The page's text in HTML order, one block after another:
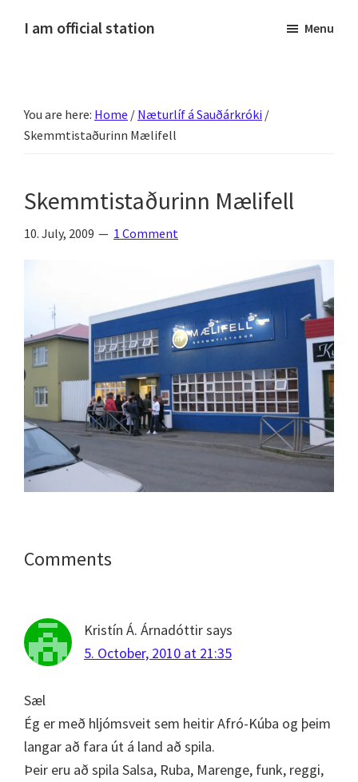
I am official station
fréttir
af
annað
skemmtilegt
Menu
You are here: Home / Næturlíf á Sauðárkróki /
Skemmtistaðurinn Mælifell
Skemmtistaðurinn Mælifell
10. July, 2009 1 Comment
Reader
Comments
Kristín Á. Árnadóttirsays
5. October, 2010 at 21:35
Sæl
Ég er með hljómsveit sem heitir Afró-Kúba og þeim
langar að fara út á land að spila.
Þeir eru að spila Salsa, Ruba, Marenge, funk, reggi,